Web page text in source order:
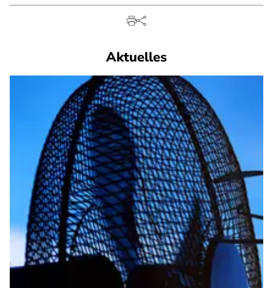
Aktuelles